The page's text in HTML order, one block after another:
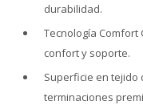
durabilidad.
Tecnología
confort y soporte.
Superficie en tejido
terminaciones